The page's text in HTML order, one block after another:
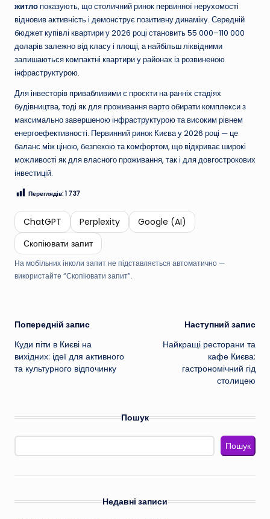
житлопоказують, що столичний ринок первинної нерухомості
відновив активність і демонструє позитивну динаміку. Середній
бюджет купівлі квартири у 2026 році становить 55 000–110 000
доларів залежно від класу і площі, а найбільш ліквідними
залишаються компактні квартири у районах із розвиненою
інфраструктурою.
Для інвесторів привабливими є проєкти на ранніх стадіях
будівництва, тоді як для проживання варто обирати комплекси з
максимально завершеною інфраструктурою та високим рівнем
енергоефективності. Первинний ринок Києва у 2026 році — це
баланс між ціною, безпекою та комфортом, що відкриває широкі
можливості як для власного проживання, так і для довгострокових
інвестицій.
Переглядів: 1 737
ChatGPT Perplexity
Google (AI)
Скопіювати запит
На мобільних інколи запит не підставляється автоматично —
використайте “Скопіювати запит”.
Навігація
по
запису
Попередній запис
Куди піти в Києві на
вихідних: ідеї для активного
та культурного відпочинку
Наступний запис
Найкращі ресторани та
кафе Києва:
гастрономічний гід
столицею
Пошук
Пошук
Недавні записи